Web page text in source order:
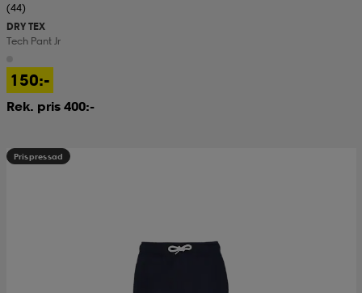
(44)
DRY TEX
Tech Pant Jr
150:-
Rek. pris 400:-
Prispressad